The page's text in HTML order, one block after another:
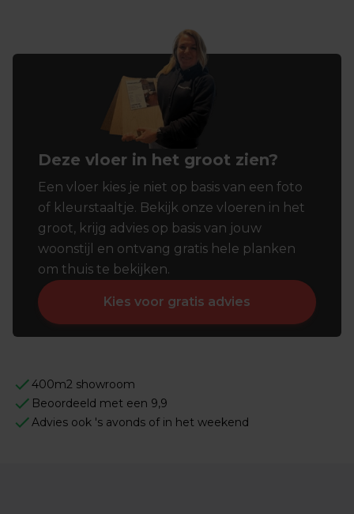
Deze vloer in het groot zien?
Een vloer kies je niet op basis van een foto
of kleurstaaltje. Bekijk onze vloeren in het
groot, krijg advies op basis van jouw
woonstijl en ontvang gratis hele planken
om thuis te bekijken.
Kies voor gratis advies
400m2 showroom
Beoordeeld met een 9,9
Advies ook 's avonds of in het weekend